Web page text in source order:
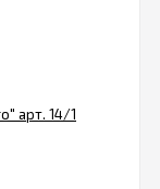
арт. 14/1